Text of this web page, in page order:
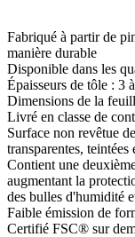
Fabriqué à partir de
manière durable
Disponible dans les
Épaisseurs de tôle : 3
Dimensions de la
Livré en classe de
Surface non revêtue
transparentes, teintées
Contient une
augmentant la
des bulles d'humidité
Faible émission de
Certifié FSC® sur